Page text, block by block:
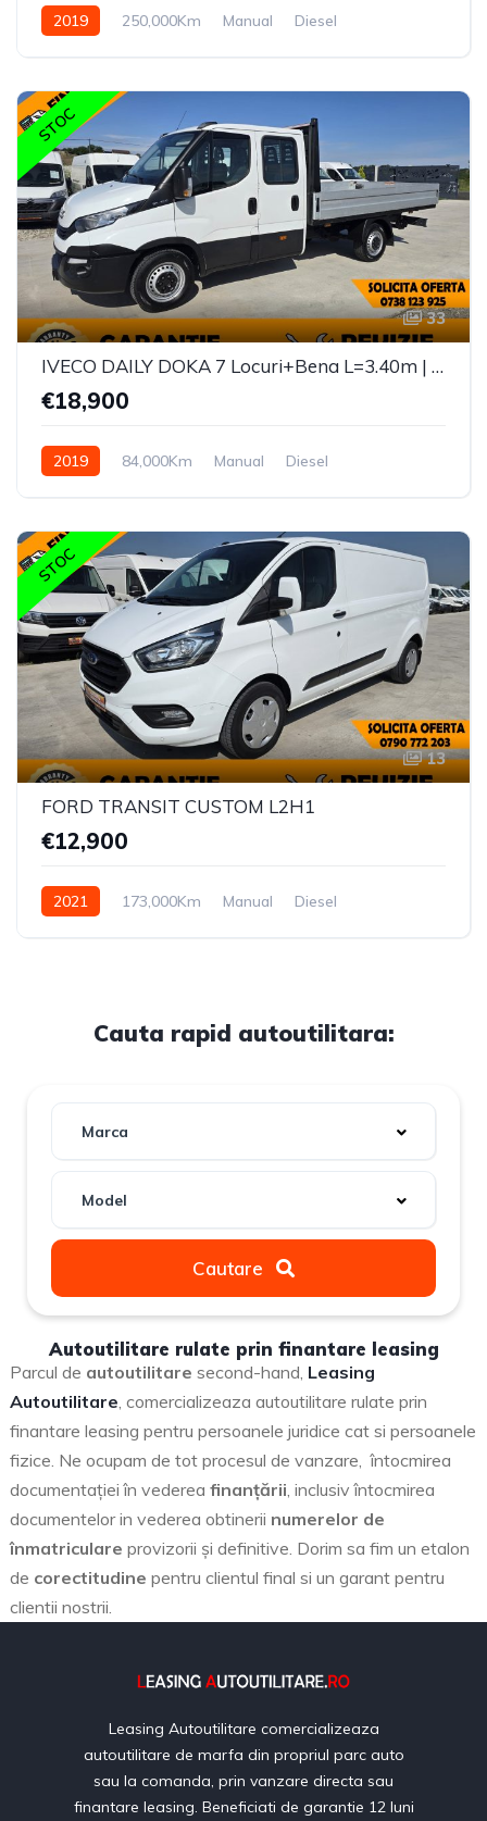
2019 250,000Km Manual Diesel
STOC
33
IVECO DAILY DOKA 7 Locuri+Bena L=3.40m | Motor 3.0 |
€18,900
2019 84,000Km Manual Diesel
STOC
13
FORD TRANSIT CUSTOM L2H1
€12,900
2021 173,000Km Manual Diesel
Cauta rapid autoutilitara:
Marca
Model
Cautare
Autoutilitare rulate prin finantare leasing
Parcul de autoutilitare second-hand, Leasing
Autoutilitare , comercializeaza autoutilitare rulate prin
finantare leasing pentru persoanele juridice cat si persoanele
fizice. Ne ocupam de tot procesul de vanzare, întocmirea
documentaţiei în vederea finanţării , inclusiv întocmirea
documentelor in vederea obtinerii numerelor de
înmatriculare provizorii şi definitive. Dorim sa fim un etalon
de corectitudine pentru clientul final si un garant pentru
clientii nostrii.
Leasing Autoutilitare comercializeaza
autoutilitare de marfa din propriul parc auto
sau la comanda, prin vanzare directa sau
finantare leasing. Beneficiati de garantie 12 luni